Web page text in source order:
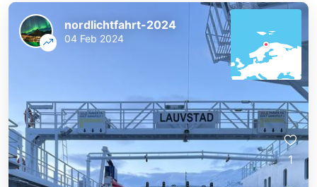
nordlichtfahrt-2024
04 Feb 2024
1